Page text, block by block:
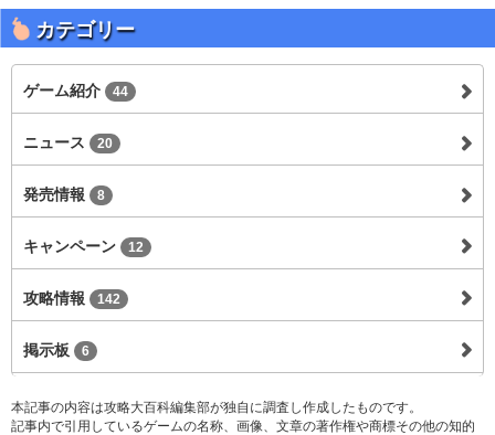
カテゴリー
ゲーム紹介 44
ニュース 20
発売情報 8
キャンペーン 12
攻略情報 142
掲示板 6
本記事の内容は攻略大百科編集部が独自に調査し作成したものです。
記事内で引用しているゲームの名称、画像、文章の著作権や商標その他の知的